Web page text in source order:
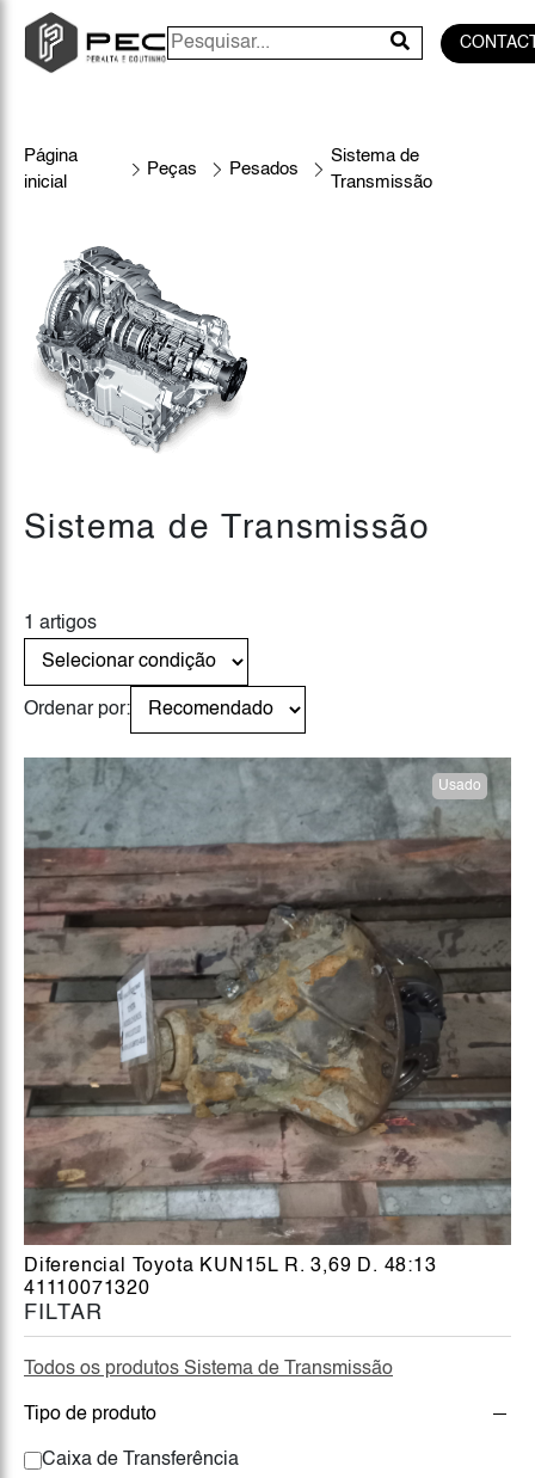
Página
inicial
Peças Pesados
Sistema de
Transmissão
FILTAR
Todos os produtos Sistema de Transmissão
Tipo de produto
Caixa de Transferência
Sistema de Transmissão
1 artigos
Ordenar por:
Usado
Diferencial Toyota KUN15L R. 3,69 D. 48:13
41110071320